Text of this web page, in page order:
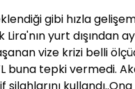
gibi hızla
yurt dışından
vize krizi belli
buna tepki vermedi.